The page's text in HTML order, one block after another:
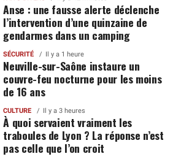
Anse : une fausse alerte déclenche
l’intervention d’une quinzaine de
gendarmes dans un camping
SÉCURITÉ Il y a 1 heure
Neuville-sur-Saône instaure un
couvre-feu nocturne pour les moins
de 16 ans
CULTURE Il y a 3 heures
À quoi servaient vraiment les
traboules de Lyon ? La réponse n’est
pas celle que l’on croit